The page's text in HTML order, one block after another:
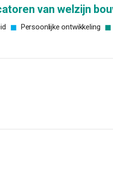
van welzijn
Persoonlijke ontwikkeling